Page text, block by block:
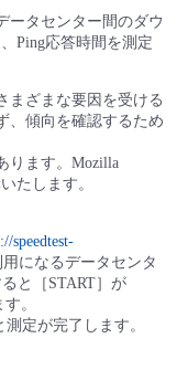
ータセンター間のダウ
Ping応答時間を測定
まざまな要因を受ける
、傾向を確認するため
ります。Mozilla
たします。
speedtest-
になるデータセンタ
と［START］が
。
測定が完了します。